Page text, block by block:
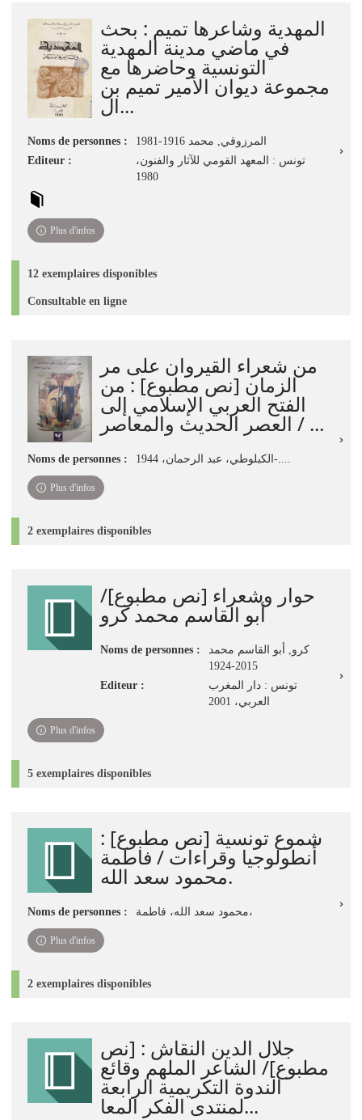
immédiate)
المهدية وشاعرها تميم : بحث
في ماضي مدينة المهدية
التونسية وحاضرها مع
مجموعة ديوان الأمير تميم بن
ال...
Noms de personnes :
المرزوقي, محمد 1916-1981
Editeur :
تونس : المعهد القومي للآثار والفنون،
1980
Plus d'infos
12 exemplaires disponibles
Consultable en ligne
من شعراء القيروان على مر
الزمان [نص مطبوع] : من
الفتح العربي الإسلامي إلى
العصر الحديث والمعاصر / ...
Noms de personnes : الكبلوطي، عبد الرحمان، 1944-....
Plus d'infos
2 exemplaires disponibles
حوار وشعراء‏ ‏[نص مطبوع]/
أبو القاسم محمد كرو
Noms de personnes :
كرو, أبو القاسم محمد
2015-1924
Editeur :
تونس : دار المغرب
العربي‏، ‏2001
Plus d'infos
5 exemplaires disponibles
شموع تونسية [نص مطبوع] :
أنطولوجيا وقراءات / فاطمة
محمود سعد الله.
Noms de personnes : محمود سعد الله، فاطمة،
Plus d'infos
2 exemplaires disponibles
جلال الدين النقاش : [نص
مطبوع]‏‏/ ‏الشاعر الملهم ‏وقائع
الندوة التكريمية الرابعة
لمنتدى الفكر المعا...